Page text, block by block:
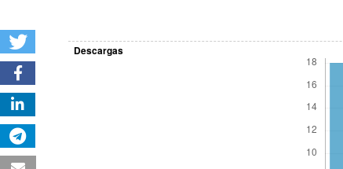
Descargas